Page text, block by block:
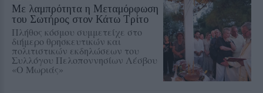
Με λαμπρότητα η Μεταμόρφωση
του Σωτήρος στον Κάτω Τρίτο
Πλήθος κόσμου συμμετείχε στο
διήμερο θρησκευτικών και
πολιτιστικών εκδηλώσεων του
Συλλόγου Πελοποννησίων Λέσβου
«Ο Μωριάς»